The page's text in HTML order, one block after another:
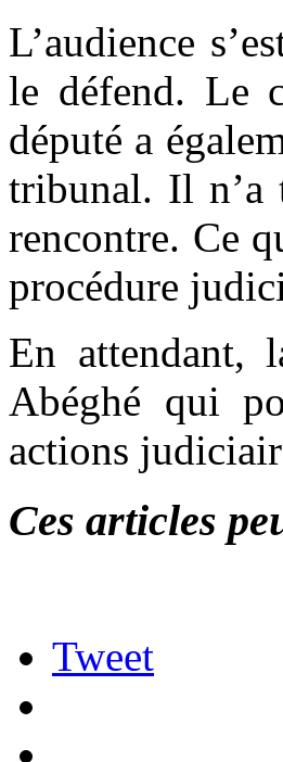
L’audience
le défend. Le
député a
tribunal. Il n’a
rencontre. Ce
procédure
En attendant,
Abéghé qui
actions
Ces articles
Tweet